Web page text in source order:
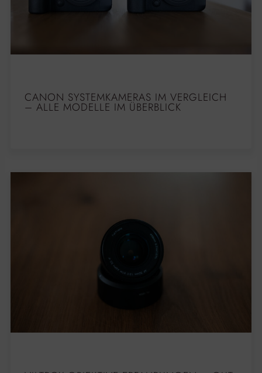
CANON SYSTEMKAMERAS IM VERGLEICH
– ALLE MODELLE IM ÜBERBLICK